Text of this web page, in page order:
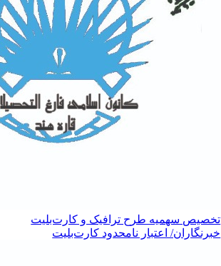
تخصیص سهمیه طرح ترافیک و کارت‌بلیت
خبرنگاران/ اعتبار نامحدود کارت‌بلیت